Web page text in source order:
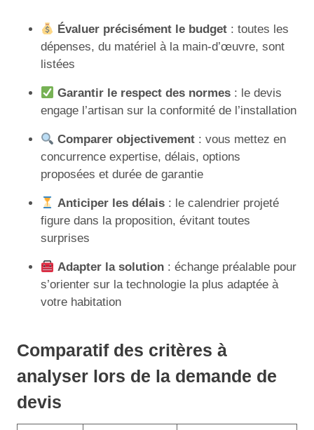
Évaluer précisément le budget : toutes les
dépenses, du matériel à la main-d’œuvre, sont
listées
Garantir le respect des normes : le devis
engage l’artisan sur la conformité de l’installation
Comparer objectivement : vous mettez en
concurrence expertise, délais, options
proposées et durée de garantie
Anticiper les délais : le calendrier projeté
figure dans la proposition, évitant toutes
surprises
Adapter la solution : échange préalable pour
s’orienter sur la technologie la plus adaptée à
votre habitation
Comparatif des critères à
analyser lors de la demande de
devis